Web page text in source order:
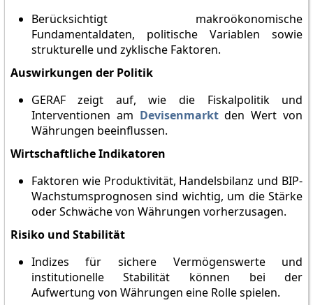
Berücksichtigt makroökonomische
Fundamentaldaten, politische Variablen sowie
strukturelle und zyklische Faktoren.
Auswirkungen der Politik
GERAF zeigt auf, wie die Fiskalpolitik und
Interventionen am Devisenmarktden Wert von
Währungen beeinflussen.
Wirtschaftliche Indikatoren
Faktoren wie Produktivität, Handelsbilanz und BIP-
Wachstumsprognosen sind wichtig, um die Stärke
oder Schwäche von Währungen vorherzusagen.
Risiko und Stabilität
Indizes für sichere Vermögenswerte und
institutionelle Stabilität können bei der
Aufwertung von Währungen eine Rolle spielen.